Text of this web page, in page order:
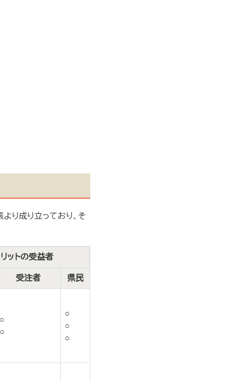
より成り立っており、そ
ットの受益者
受注者 県民
○
○
○
○
○